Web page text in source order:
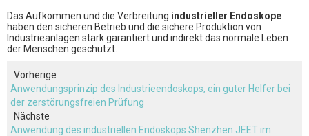
Das Aufkommen und die Verbreitung industrieller Endoskope
haben den sicheren Betrieb und die sichere Produktion von
Industrieanlagen stark garantiert und indirekt das normale Leben
der Menschen geschützt.
Vorherige
Anwendungsprinzip des Industrieendoskops, ein guter Helfer bei
der zerstörungsfreien Prüfung
Nächste
Anwendung des industriellen Endoskops Shenzhen JEET im